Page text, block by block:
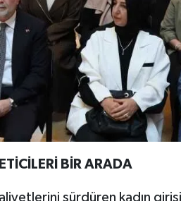
BİR ARADA
sürdüren kadın